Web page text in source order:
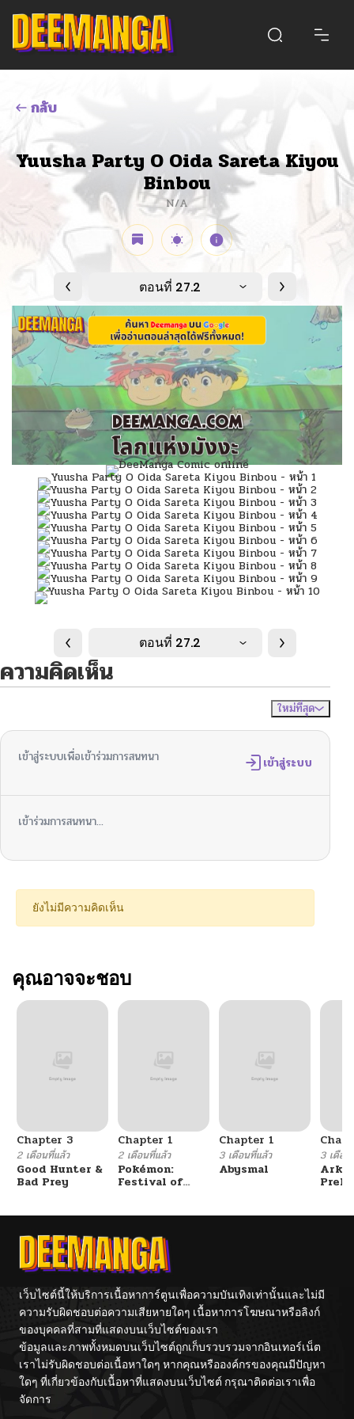
กลับ
Yuusha Party O Oida Sareta Kiyou
Binbou
N/A
ตอนที่ 27.2
ตอนที่ 27.2
ความคิดเห็น
ใหม่ที่สุด
เข้าสู่ระบบเพื่อเข้าร่วมการสนทนา เข้าสู่ระบบ
เข้าร่วมการสนทนา...
ยังไม่มีความคิดเห็น
คุณอาจจะชอบ
Chapter 3
2 เดือนที่แล้ว
Good Hunter &
Bad Prey
Chapter 1
2 เดือนที่แล้ว
Pokémon:
Festival of
Chapter 1
3 เดือนที่แล้ว
Abysmal
3 เดือน
เว็บไซต์นี้ให้บริการเนื้อหาการ์ตูนเพื่อความบันเทิงเท่านั้นและไม่มี
ความรับผิดชอบต่อความเสียหายใดๆ เนื้อหาการโฆษณาหรือลิงก์
ของบุคคลที่สามที่แสดงบนเว็บไซต์ของเรา
ข้อมูลและภาพทั้งหมดบนเว็บไซต์ถูกเก็บรวบรวมจากอินเทอร์เน็ต
เราไม่รับผิดชอบต่อเนื้อหาใดๆ หากคุณหรือองค์กรของคุณมีปัญหา
ใดๆ ที่เกี่ยวข้องกับเนื้อหาที่แสดงบนเว็บไซต์ กรุณาติดต่อเราเพื่อ
จัดการ